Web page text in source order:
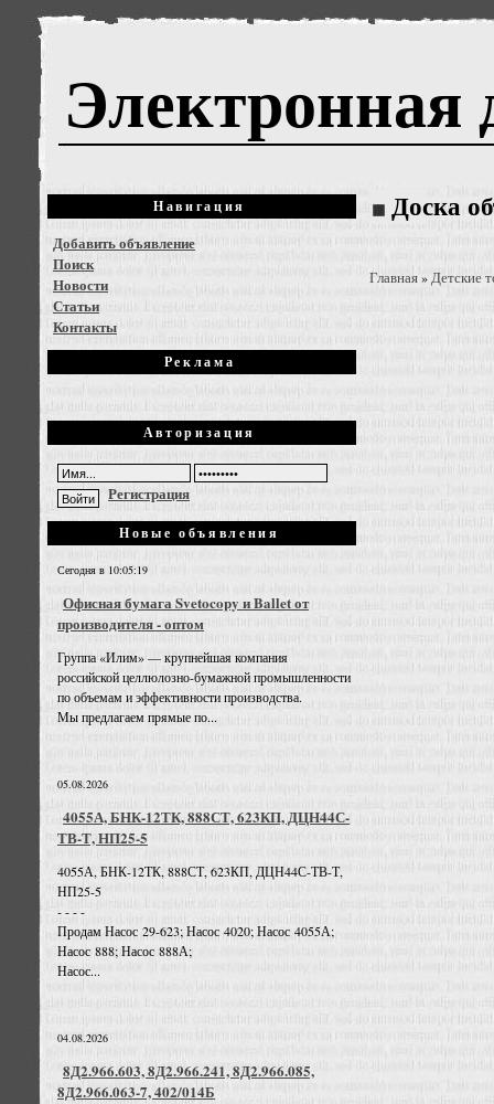
Электронная
Навигация
Добавить объявление
Поиск
Новости
Статьи
Контакты
Реклама
Авторизация
Регистрация
Новые объявления
Сегодня в 10:05:19
Офисная бумага Svetocopy и Ballet от
производителя - оптом
Группа «Илим» — крупнейшая компания
российской целлюлозно-бумажной промышленности
по объемам и эффективности производства.
Мы предлагаем прямые по...
05.08.2026
4055А, БНК-12ТК, 888СТ, 623КП, ДЦН44С-
ТВ-Т, НП25-5
4055А, БНК-12ТК, 888СТ, 623КП, ДЦН44С-ТВ-Т,
НП25-5
- - - -
Продам Насос 29-623; Насос 4020; Насос 4055А;
Насос 888; Насос 888А;
Насос...
04.08.2026
8Д2.966.603, 8Д2.966.241, 8Д2.966.085,
8Д2.966.063-7, 402/014Б
Доска
Главная»Детские